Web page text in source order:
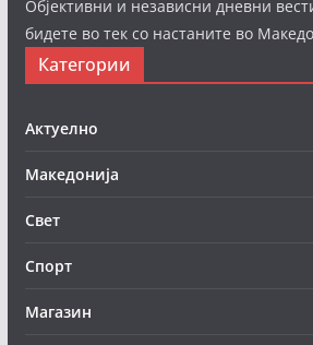
Објективни и независни дневни
бидете во тек со настаните во
Категории
Актуелно
Македонија
Свет
Спорт
Магазин